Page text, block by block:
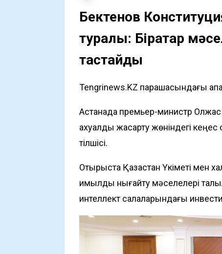
Бектенов
туралы: Бірқатар
тастайды
Tengrinews.KZ парақшасындағы
Астанада премьер-министр Олжас
ахуалды жақсарту жөніндегі
тілшісі.
Отырыста Қазақстан Үкіметі мен
қимылды нығайту мәселелері
интеллект салаларындағы